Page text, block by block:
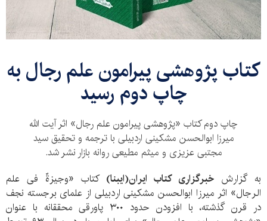
​کتاب پژوهشی پیرامون علم رجال به
چاپ دوم رسید
چاپ دوم کتاب «پژوهشی پیرامون علم رجال» اثر آیت الله
میرزا ابوالحسن مشکینی اردبیلی با ترجمه و تحقیق سید
مجتبی عزیزی و میثم مطیعی روانه بازار نشر شد.
به گزارش خبرگزاری کتاب ایران(ایبنا)کتاب «وجیزةٌ فی علم
الرجال» اثر میرزا ابوالحسن مشکینی اردبیلی از علمای برجسته نجف
در قرن گذشته، با افزودن حدود ۳۰۰ پاورقی محققانه با عنوان